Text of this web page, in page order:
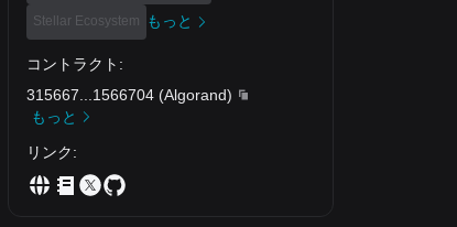
Stellar Ecosystem もっと
コントラクト :
315667
1566704 (Algorand)
もっと
リンク: